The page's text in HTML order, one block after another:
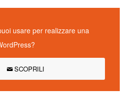
usare per realizzare una
SCOPRILI